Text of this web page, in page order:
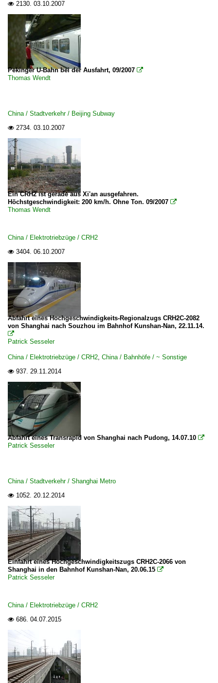
 2130. 03.10.2007
Pekinger U-Bahn bei der Ausfahrt, 09/2007 
Thomas Wendt
China / Stadtverkehr / Beijing Subway
 2734. 03.10.2007
Ein CRH2 ist gerade aus Xi'an ausgefahren.
Höchstgeschwindigkeit: 200 km/h. Ohne Ton. 09/2007 
Thomas Wendt
China / Elektrotriebzüge / CRH2
 3404. 06.10.2007
Abfahrt eines Hochgeschwindigkeits-Regionalzugs CRH2C-2082
von Shanghai nach Souzhou im Bahnhof Kunshan-Nan, 22.11.14.

Patrick Sesseler
China / Elektrotriebzüge / CRH2, China / Bahnhöfe / ~ Sonstige
 937. 29.11.2014
Abfahrt eines Transrapid von Shanghai nach Pudong, 14.07.10 
Patrick Sesseler
China / Stadtverkehr / Shanghai Metro
 1052. 20.12.2014
Einfahrt eines Hochgeschwindigkeitszugs CRH2C-2066 von
Shanghai in den Bahnhof Kunshan-Nan, 20.06.15 
Patrick Sesseler
China / Elektrotriebzüge / CRH2
 686. 04.07.2015